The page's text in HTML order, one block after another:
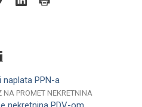
PPN-a
NA PROMET NEKRETNINA